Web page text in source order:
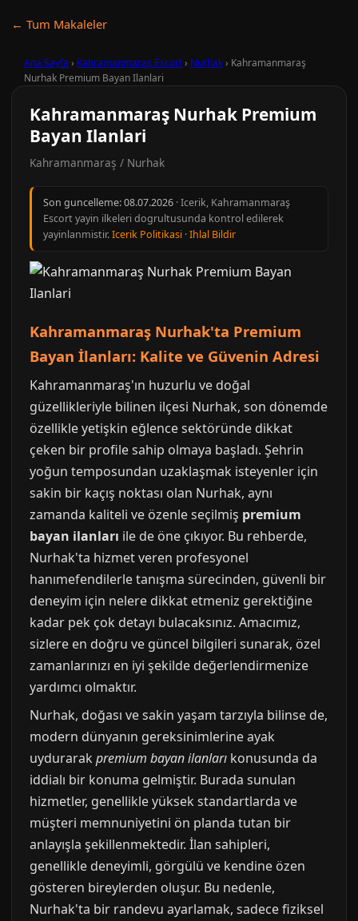
← Tum Makaleler
Ana Sayfa › Kahramanmaraş Escort› Nurhak› Kahramanmaraş
Nurhak Premium Bayan Ilanlari
Kahramanmaraş Nurhak Premium
Bayan Ilanlari
Kahramanmaraş / Nurhak
Son guncelleme:08.07.2026 · Icerik, Kahramanmaraş
Escort yayin ilkeleri dogrultusunda kontrol edilerek
yayinlanmistir.Icerik Politikasi ·Ihlal Bildir
Kahramanmaraş Nurhak'ta Premium
Bayan İlanları: Kalite ve Güvenin Adresi
Kahramanmaraş'ın huzurlu ve doğal
güzellikleriyle bilinen ilçesi Nurhak, son dönemde
özellikle yetişkin eğlence sektöründe dikkat
çeken bir profile sahip olmaya başladı. Şehrin
yoğun temposundan uzaklaşmak isteyenler için
sakin bir kaçış noktası olan Nurhak, aynı
zamanda kaliteli ve özenle seçilmiş premium
bayan ilanları ile de öne çıkıyor. Bu rehberde,
Nurhak'ta hizmet veren profesyonel
hanımefendilerle tanışma sürecinden, güvenli bir
deneyim için nelere dikkat etmeniz gerektiğine
kadar pek çok detayı bulacaksınız. Amacımız,
sizlere en doğru ve güncel bilgileri sunarak, özel
zamanlarınızı en iyi şekilde değerlendirmenize
yardımcı olmaktır.
Nurhak, doğası ve sakin yaşam tarzıyla bilinse de,
modern dünyanın gereksinimlerine ayak
uydurarak premium bayan ilanları konusunda da
iddialı bir konuma gelmiştir. Burada sunulan
hizmetler, genellikle yüksek standartlarda ve
müşteri memnuniyetini ön planda tutan bir
anlayışla şekillenmektedir. İlan sahipleri,
genellikle deneyimli, görgülü ve kendine özen
gösteren bireylerden oluşur. Bu nedenle,
Nurhak'ta bir randevu ayarlamak, sadece fiziksel